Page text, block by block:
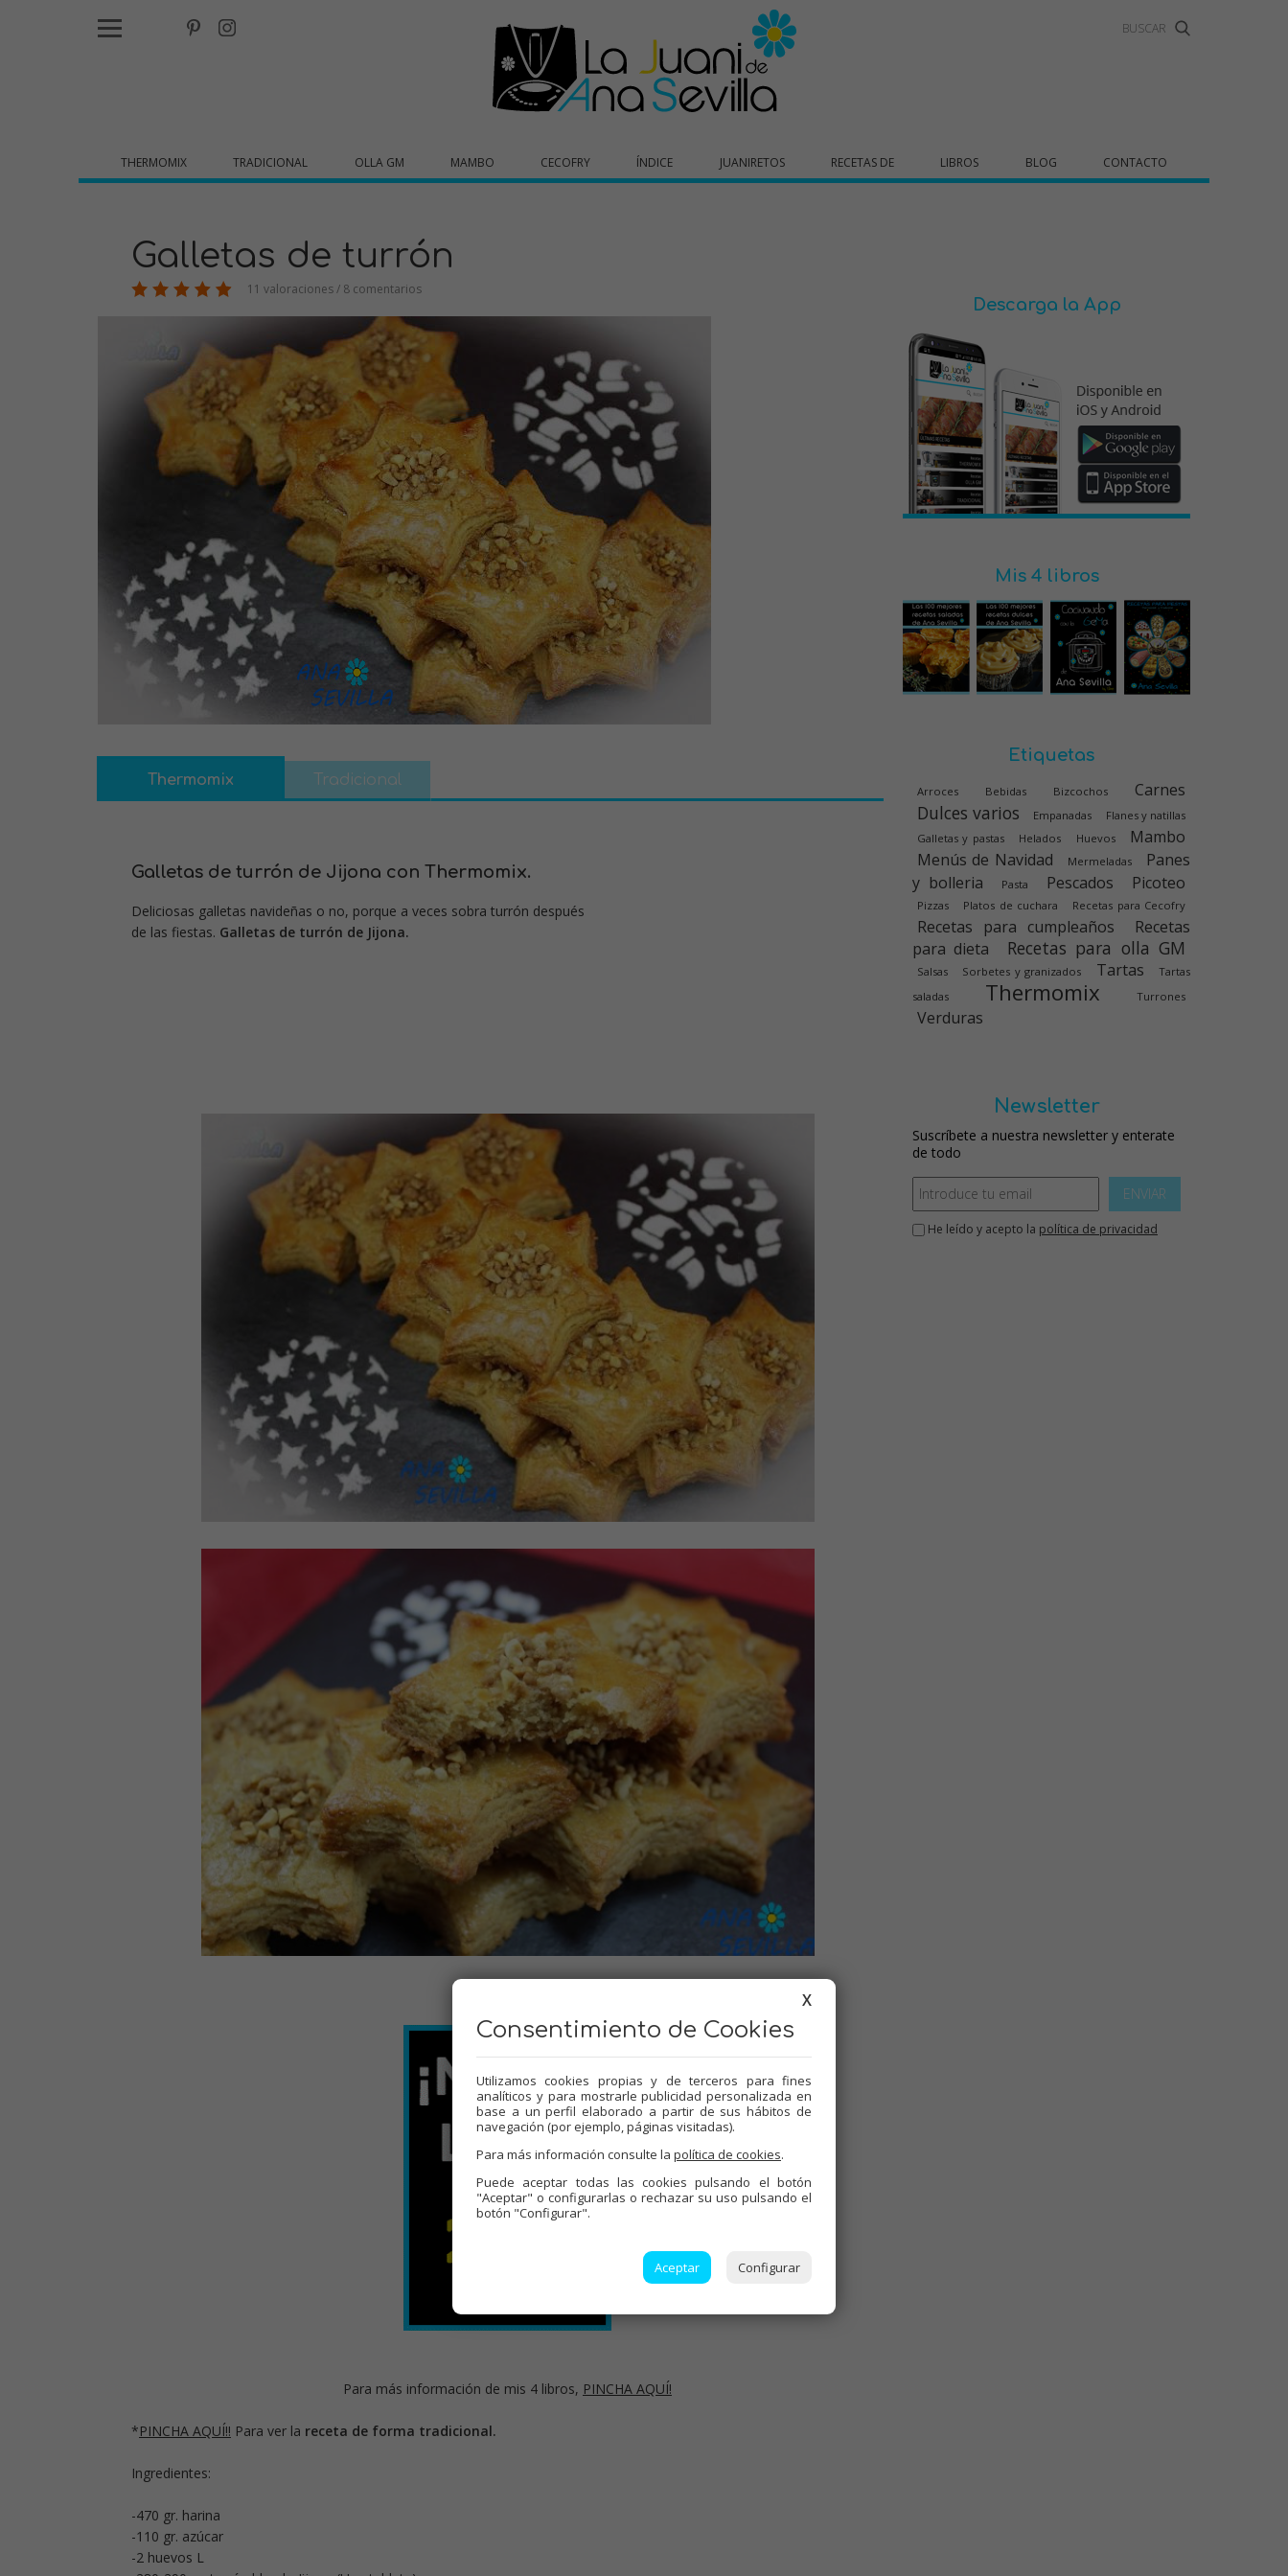
THERMOMIX TRADICIONAL OLLA GM MAMBO CECOFRY ÍNDICE JUANIRETOS RECETAS DE LIBROS BLOG CONTACTO
Galletas de turrón
11 valoraciones / 8 comentarios
Thermomix Tradicional
Galletas de turrón de Jijona con Thermomix.
Deliciosas galletas navideñas o no, porque a veces sobra turrón después
de las fiestas. Galletas de turrón de Jijona.
Para más información de mis 4 libros, PINCHA AQUÍ!
*PINCHA AQUÍ!! Para ver la receta de forma tradicional.
Ingredientes:
-470 gr. harina
-110 gr. azúcar
-2 huevos L
Descarga la App
Mis 4 libros
Etiquetas
Arroces Bebidas Bizcochos Carnes
Dulces varios Empanadas
Flanes y natillas
Galletas y pastas
Helados Huevos
Mambo
Menús de Navidad
Mermeladas
Panes
y bolleria
Pasta Pescados Picoteo
Pizzas Platos de cuchara Recetas para Cecofry
Recetas para cumpleaños
Recetas
para dieta
Recetas para olla GM
Salsas Sorbetes y granizados Tartas
Tartas
saladas
Thermomix Turrones
Verduras
Newsletter
Suscríbete a nuestra newsletter y enterate
de todo
ENVIAR
He leído y acepto la política de privacidad
X
Consentimiento de Cookies
Utilizamos cookies propias y de terceros para fines
analíticos y para mostrarle publicidad personalizada en
base a un perfil elaborado a partir de sus hábitos de
navegación (por ejemplo, páginas visitadas).
Para más información consulte la política de cookies.
Puede aceptar todas las cookies pulsando el botón
"Aceptar" o configurarlas o rechazar su uso pulsando el
botón "Configurar".
Aceptar Configurar